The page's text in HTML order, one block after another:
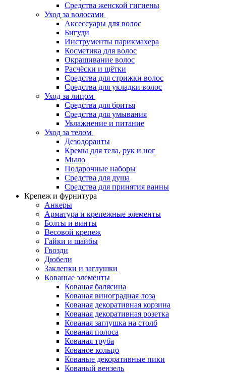
Средства женской гигиены
Уход за волосами
Аксессуары для волос
Бигуди
Инструменты парикмахера
Косметика для волос
Окрашивание волос
Расчёски и щётки
Средства для стрижки волос
Средства для укладки волос
Уход за лицом
Средства для бритья
Средства для умывания
Увлажнение и питание
Уход за телом
Дезодоранты
Кремы для тела, рук и ног
Мыло
Подарочные наборы
Средства для душа
Средства для принятия ванны
Крепеж и фурнитура
Анкеры
Арматура и крепежные элементы
Болты и винты
Весовой крепеж
Гайки и шайбы
Гвозди
Дюбели
Заклепки и заглушки
Кованые элементы
Кованая балясина
Кованая виноградная лоза
Кованая декоративная корзина
Кованая декоративная розетка
Кованая заглушка на столб
Кованая полоса
Кованая труба
Кованое кольцо
Кованые декоративные пики
Кованый вензель